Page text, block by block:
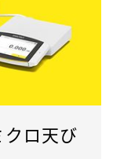
ロ天び